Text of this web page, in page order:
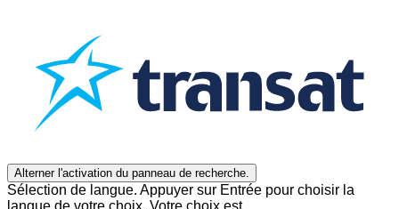
Alterner l'activation du panneau de recherche.
Sélection de langue. Appuyer sur Entrée pour choisir la